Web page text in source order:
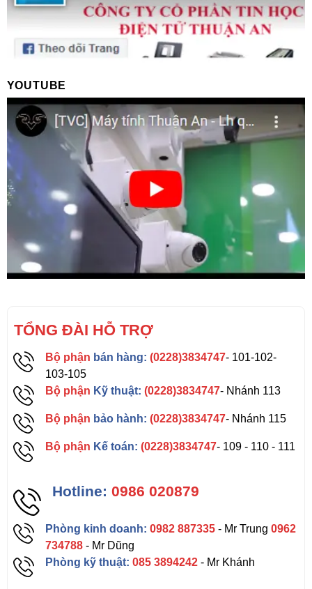
YOUTUBE
TỔNG ĐÀI HỖ TRỢ
Bộ phận bán hàng: (0228)3834747- 101-102-
103-105
Bộ phận Kỹ thuật: (0228)3834747- Nhánh 113
Bộ phận bảo hành: (0228)3834747- Nhánh 115
Bộ phận Kế toán: (0228)3834747- 109 - 110 - 111
Hotline: 0986 020879
Phòng kinh doanh: 0982 887335 - Mr Trung0962
734788 - Mr Dũng
Phòng kỹ thuật:085 3894242 - Mr Khánh